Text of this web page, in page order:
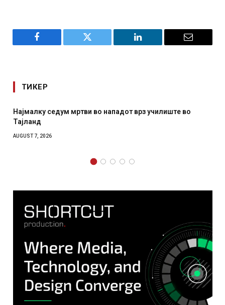
Facebook Twitter LinkedIn Email
ТИКЕР
СОЗИС: Украинците повеќе им веруваат на
AUGUST 7, 2026